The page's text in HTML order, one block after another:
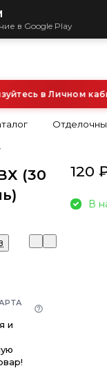
в Google Play
в Личном
(30
и
120
В